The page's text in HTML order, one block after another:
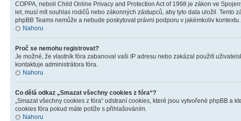
COPPA, neboli Child Online Privacy and Protection Act of 1998 je zákon ve
let, musí mít souhlas rodičů nebo zákonných zástupců, aby tyto data uložil. Tento
phpBB Teams nemůže a nebude poskytovat právni podporu v jakémkoliv kontextu.
Nahoru
Proč se nemohu registrovat?
Je možné, že vlastník fóra zabanoval vaši IP adresu nebo zakázal použití
kontaktuje administrátora fóra.
Nahoru
Co dělá odkaz „Smazat všechny cookies z fóra“?
„Smazat všechny cookies z fóra“ odstraní cookies, které jsou vytvořené phpBB
cookies fóra pokud máte potíže s přihlašováním.
Nahoru